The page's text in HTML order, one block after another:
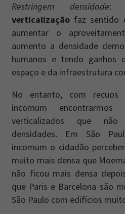
Restringem densidade:
verticalização faz sentido
aumentar o
aumento a densidade
humanos e tendo ganhos
espaço e da infraestrutura
No entanto, com recuos
incomum
verticalizados que não
densidades. Em São
incomum o cidadão
muito mais densa que
não ficou mais densa
que Paris e Barcelona são
São Paulo com edifícios